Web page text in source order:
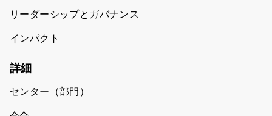
リーダーシップとガバナンス
インパクト
詳細
センター（部門）